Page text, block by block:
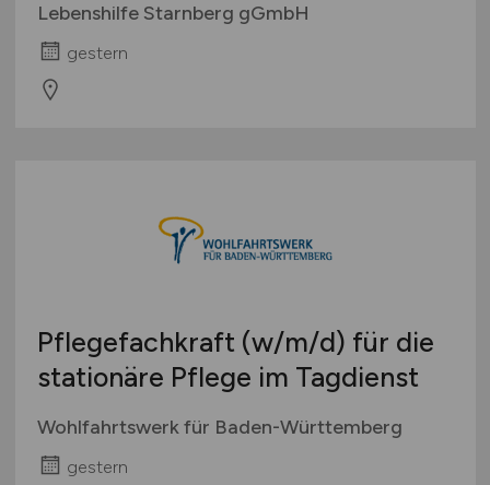
Lebenshilfe Starnberg gGmbH
gestern
Pflegefachkraft (w/m/d) für die
stationäre Pflege im Tagdienst
Wohlfahrtswerk für Baden-Württemberg
gestern